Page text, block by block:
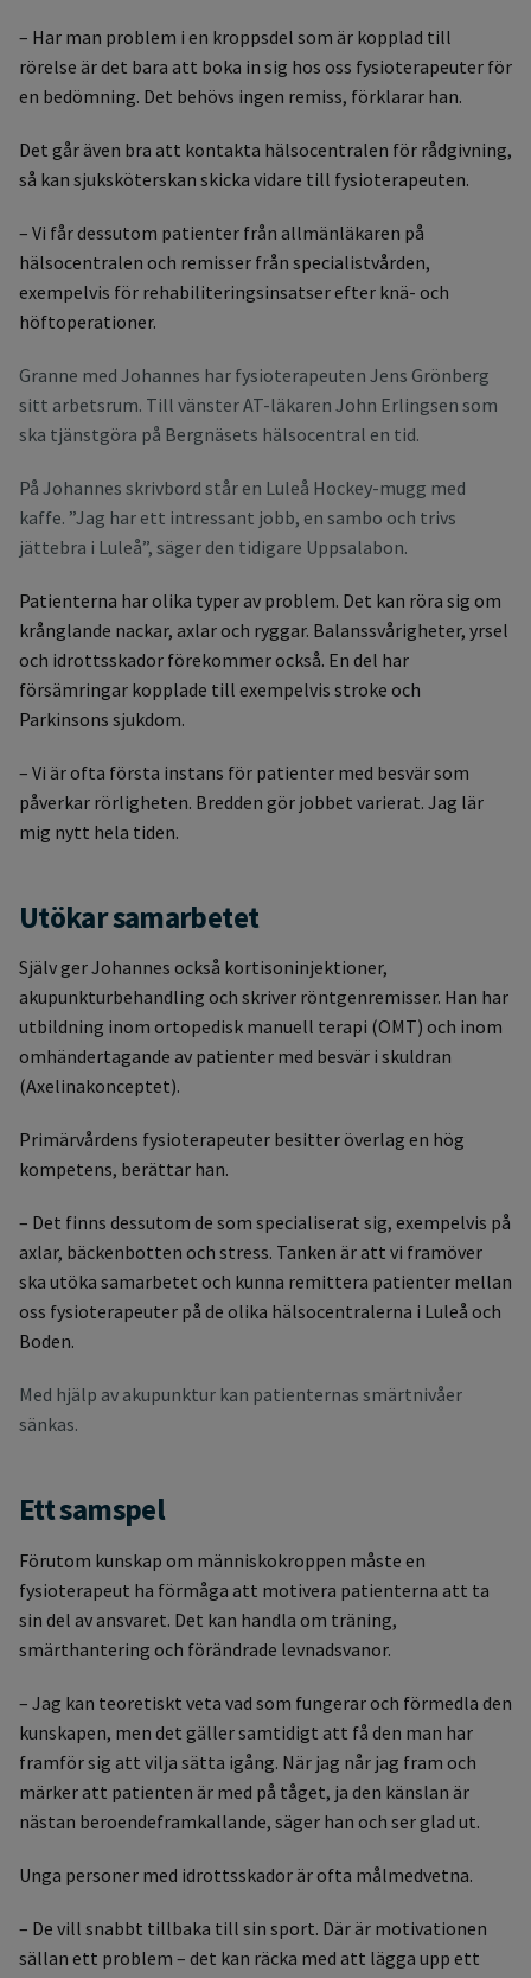
– Har man problem i en kroppsdel som är kopplad till
rörelse är det bara att boka in sig hos oss fysioterapeuter för
en bedömning. Det behövs ingen remiss, förklarar han.
Det går även bra att kontakta hälsocentralen för rådgivning,
så kan sjuksköterskan skicka vidare till fysioterapeuten.
– Vi får dessutom patienter från allmänläkaren på
hälsocentralen och remisser från specialistvården,
exempelvis för rehabiliteringsinsatser efter knä- och
höftoperationer.
Granne med Johannes har fysioterapeuten Jens Grönberg
sitt arbetsrum. Till vänster AT-läkaren John Erlingsen som
ska tjänstgöra på Bergnäsets hälsocentral en tid.
På Johannes skrivbord står en Luleå Hockey-mugg med
kaffe. ”Jag har ett intressant jobb, en sambo och trivs
jättebra i Luleå”, säger den tidigare Uppsalabon.
Patienterna har olika typer av problem. Det kan röra sig om
krånglande nackar, axlar och ryggar. Balanssvårigheter, yrsel
och idrottsskador förekommer också. En del har
försämringar kopplade till exempelvis stroke och
Parkinsons sjukdom.
– Vi är ofta första instans för patienter med besvär som
påverkar rörligheten. Bredden gör jobbet varierat. Jag lär
mig nytt hela tiden.
Utökar samarbetet
Själv ger Johannes också kortisoninjektioner,
akupunkturbehandling och skriver röntgenremisser. Han har
utbildning inom ortopedisk manuell terapi (OMT) och inom
omhändertagande av patienter med besvär i skuldran
(Axelinakonceptet).
Primärvårdens fysioterapeuter besitter överlag en hög
kompetens, berättar han.
– Det finns dessutom de som specialiserat sig, exempelvis på
axlar, bäckenbotten och stress. Tanken är att vi framöver
ska utöka samarbetet och kunna remittera patienter mellan
oss fysioterapeuter på de olika hälsocentralerna i Luleå och
Boden.
Med hjälp av akupunktur kan patienternas smärtnivåer
sänkas.
Ett samspel
Förutom kunskap om människokroppen måste en
fysioterapeut ha förmåga att motivera patienterna att ta
sin del av ansvaret. Det kan handla om träning,
smärthantering och förändrade levnadsvanor.
– Jag kan teoretiskt veta vad som fungerar och förmedla den
kunskapen, men det gäller samtidigt att få den man har
framför sig att vilja sätta igång. När jag når jag fram och
märker att patienten är med på tåget, ja den känslan är
nästan beroendeframkallande, säger han och ser glad ut.
Unga personer med idrottsskador är ofta målmedvetna.
– De vill snabbt tillbaka till sin sport. Där är motivationen
sällan ett problem – det kan räcka med att lägga upp ett